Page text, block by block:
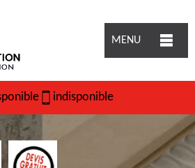
MENU
indisponible